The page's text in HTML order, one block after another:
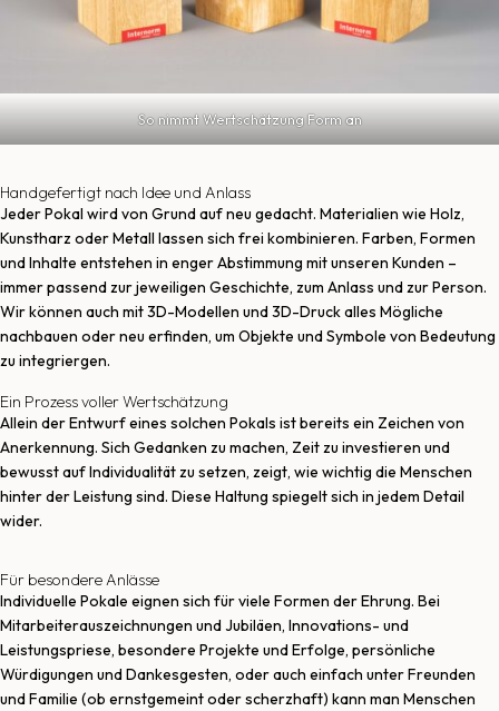
So nimmt Wertschätzung Form an
Handgefertigt nach Idee und Anlass
Jeder Pokal wird von Grund auf neu gedacht. Materialien wie Holz,
Kunstharz oder Metall lassen sich frei kombinieren. Farben, Formen
und Inhalte entstehen in enger Abstimmung mit unseren Kunden –
immer passend zur jeweiligen Geschichte, zum Anlass und zur Person.
Wir können auch mit 3D-Modellen und 3D-Druck alles Mögliche
nachbauen oder neu erfinden, um Objekte und Symbole von Bedeutung
zu integriergen.
Ein Prozess voller Wertschätzung
Allein der Entwurf eines solchen Pokals ist bereits ein Zeichen von
Anerkennung. Sich Gedanken zu machen, Zeit zu investieren und
bewusst auf Individualität zu setzen, zeigt, wie wichtig die Menschen
hinter der Leistung sind. Diese Haltung spiegelt sich in jedem Detail
wider.
Für besondere Anlässe
Individuelle Pokale eignen sich für viele Formen der Ehrung. Bei
Mitarbeiterauszeichnungen und Jubiläen, Innovations- und
Leistungspriese, besondere Projekte und Erfolge, persönliche
Würdigungen und Dankesgesten, oder auch einfach unter Freunden
und Familie (ob ernstgemeint oder scherzhaft) kann man Menschen